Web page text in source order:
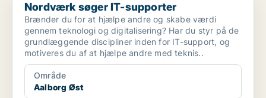
Nordværk søger IT-supporter
Brænder du for at hjælpe andre og skabe værdi
gennem teknologi og digitalisering? Har du styr på de
grundlæggende discipliner inden for IT-support, og
motiveres du af at hjælpe andre med teknis..
Område
Aalborg Øst